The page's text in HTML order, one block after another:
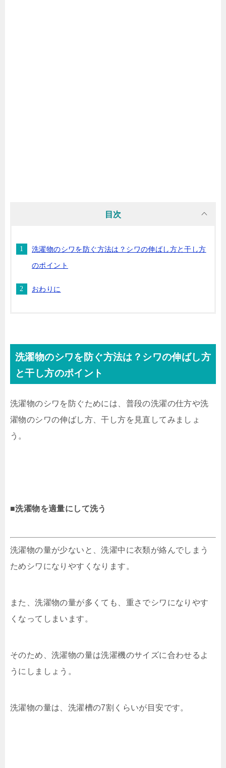
目次
洗濯物のシワを防ぐ方法は？シワの伸ばし方と干し方
のポイント
おわりに
洗濯物のシワを防ぐ方法は？シワの伸ばし方
と干し方のポイント
洗濯物のシワを防ぐためには、普段の洗濯の仕方や洗
濯物のシワの伸ばし方、干し方を見直してみましょ
う。
■洗濯物を適量にして洗う
洗濯物の量が少ないと、洗濯中に衣類が絡んでしまう
ためシワになりやすくなります。
また、洗濯物の量が多くても、重さでシワになりやす
くなってしまいます。
そのため、洗濯物の量は洗濯機のサイズに合わせるよ
うにしましょう。
洗濯物の量は、洗濯槽の7割くらいが目安です。